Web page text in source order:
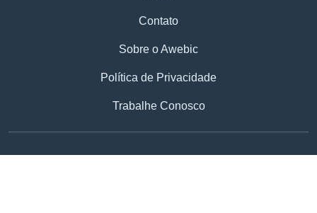
Contato
Sobre o Awebic
Política de Privacidade
Trabalhe Conosco